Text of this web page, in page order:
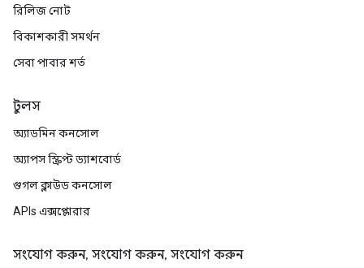
রিলিজ নোট
বিকাশকারী সমর্থন
সেবা পাবার শর্ত
টুলস
অ্যাডমিন কনসোল
অ্যাপস স্ক্রিপ্ট ড্যাশবোর্ড
গুগল ক্লাউড কনসোল
APIs এক্সপ্লোরার
সংযোগ করুন, সংযোগ করুন, সংযোগ করুন